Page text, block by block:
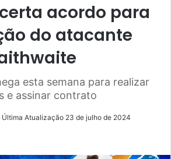
acordo para
do atacante
esta semana para realizar
e assinar contrato
Última Atualização 23 de julho de 2024